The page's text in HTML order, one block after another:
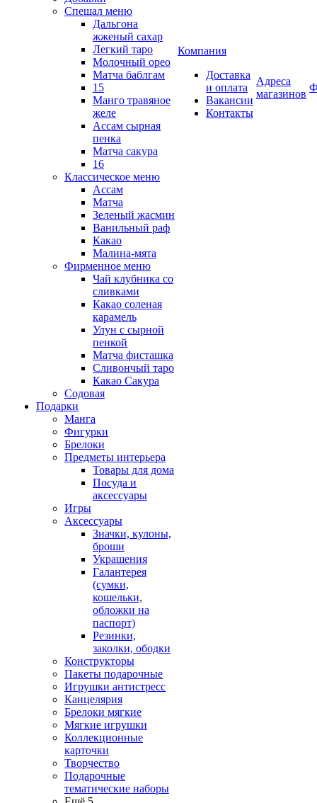
Спешал меню
Дальгона
жженый сахар
Легкий таро
Молочный орео
Матча баблгам
15
Манго травяное
желе
Ассам сырная
пенка
Матча сакура
16
Классическое меню
Ассам
Матча
Зеленый жасмин
Ванильный раф
Какао
Малина-мята
Фирменное меню
Чай клубника со
сливками
Какао соленая
карамель
Улун с сырной
пенкой
Матча фисташка
Сливончый таро
Какао Сакура
Содовая
Подарки
Манга
Фигурки
Брелоки
Предметы интерьера
Товары для дома
Посуда и
аксессуары
Игры
Аксессуары
Значки, кулоны,
броши
Украшения
Галантерея
(сумки,
кошельки,
обложки на
паспорт)
Резинки,
заколки, ободки
Конструкторы
Пакеты подарочные
Игрушки антистресс
Канцелярия
Брелоки мягкие
Мягкие игрушки
Коллекционные
карточки
Творчество
Подарочные
тематические наборы
Компания
Доставка
и оплата
Вакансии
Контакты
Адреса
магазинов